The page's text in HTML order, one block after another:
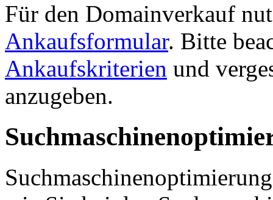
Für den Domainverkauf
Ankaufsformular. Bitte
Ankaufskriterien und
anzugeben.